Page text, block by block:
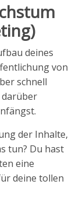
deines
von
schnell
der Inhalte,
tun? Du hast
eine
deine tollen